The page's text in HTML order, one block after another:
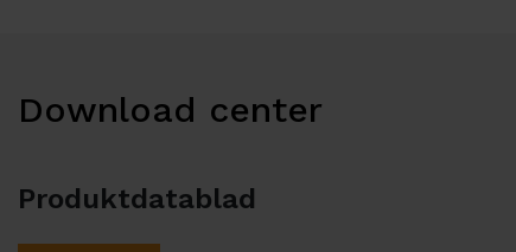
Download center
Produktdatablad